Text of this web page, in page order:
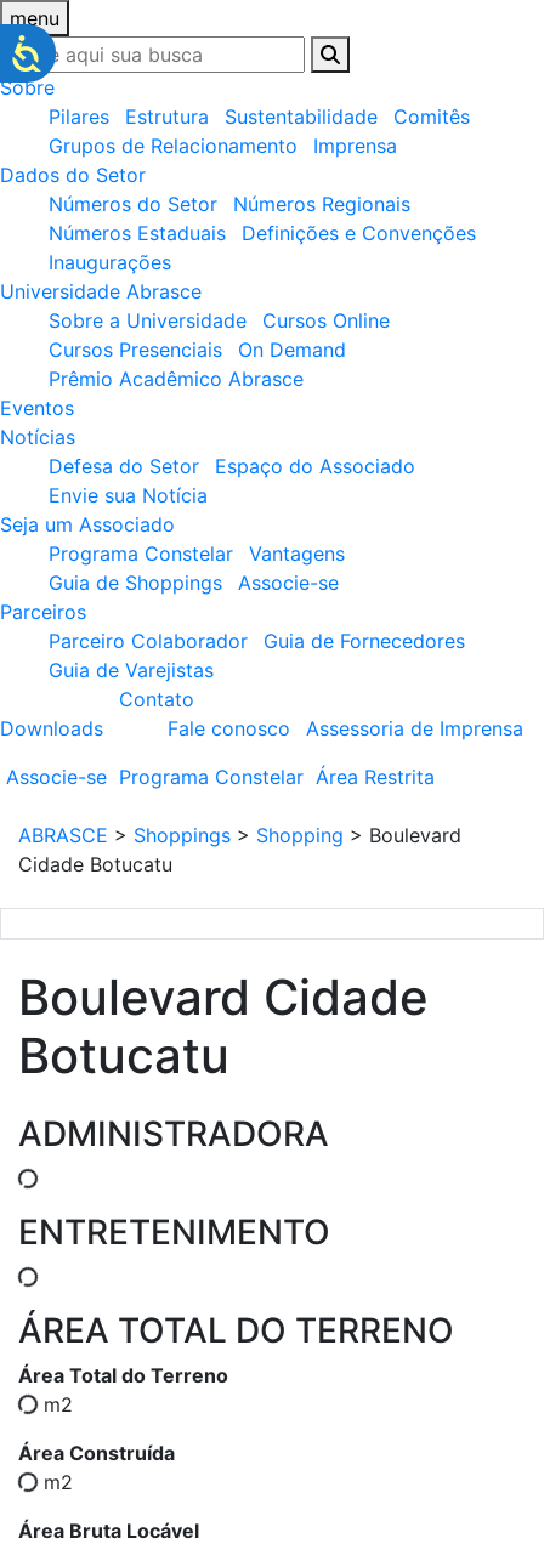
menu
Sobre
Pilares
Estrutura Sustentabilidade
Comitês
Grupos de Relacionamento
Imprensa
Dados do Setor
Números do Setor
Números Regionais
Números Estaduais
Definições e Convenções
Inaugurações
Universidade Abrasce
Sobre a Universidade
Cursos Online
Cursos Presenciais
On Demand
Prêmio Acadêmico Abrasce
Eventos
Notícias
Defesa do Setor
Espaço do Associado
Envie sua Notícia
Seja um Associado
Programa Constelar
Vantagens
Guia de Shoppings
Associe-se
Parceiros
Parceiro Colaborador
Guia de Fornecedores
Guia de Varejistas
Downloads
Contato
Fale conosco
Assessoria de Imprensa
Associe-se Programa Constelar Área Restrita
ABRASCE > Shoppings > Shopping > Boulevard
Cidade Botucatu
Boulevard Cidade
Botucatu
ADMINISTRADORA
ENTRETENIMENTO
ÁREA TOTAL DO TERRENO
Área Total do Terreno
m2
Área Construída
m2
Área Bruta Locável